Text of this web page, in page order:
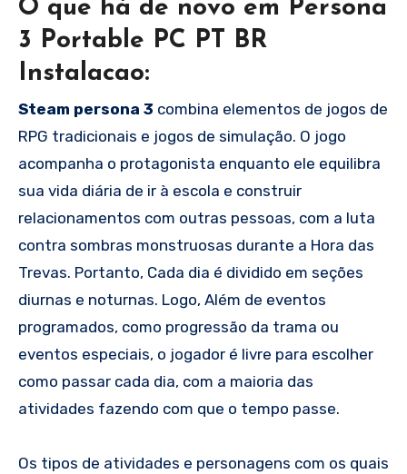
O que há de novo em Persona
3 Portable PC PT BR
Instalacao:
Steam persona 3 combina elementos de jogos de
RPG tradicionais e jogos de simulação. O jogo
acompanha o protagonista enquanto ele equilibra
sua vida diária de ir à escola e construir
relacionamentos com outras pessoas, com a luta
contra sombras monstruosas durante a Hora das
Trevas. Portanto, Cada dia é dividido em seções
diurnas e noturnas. Logo, Além de eventos
programados, como progressão da trama ou
eventos especiais, o jogador é livre para escolher
como passar cada dia, com a maioria das
atividades fazendo com que o tempo passe.
Os tipos de atividades e personagens com os quais